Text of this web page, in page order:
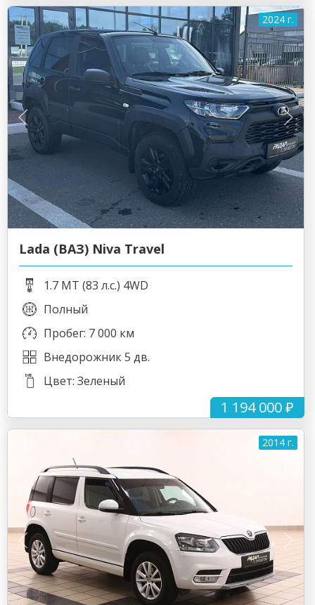
2024 г.
1 194 000 ₽
Lada (ВАЗ) Niva Travel
1.7 MT (83 л.с.) 4WD
Полный
Пробег: 7 000 км
Внедорожник 5 дв.
Цвет: Зеленый
2014 г.